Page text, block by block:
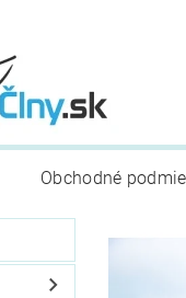
Obchodné